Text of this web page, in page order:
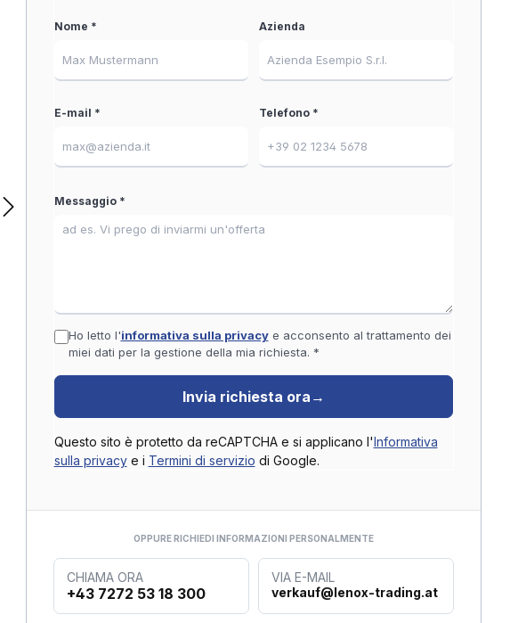
Nome * Azienda
E-mail * Telefono *
Messaggio *
Ho letto l'informativa sulla privacye acconsento al trattamento dei
miei dati per la gestione della mia richiesta. *
Invia richiesta ora →
Questo sito è protetto da reCAPTCHA e si applicano l'Informativa
sulla privacye i Termini di servizio di Google.
OPPURE RICHIEDI INFORMAZIONI PERSONALMENTE
CHIAMA ORA
+43 7272 53 18 300
VIA E-MAIL
verkauf@lenox-trading.at